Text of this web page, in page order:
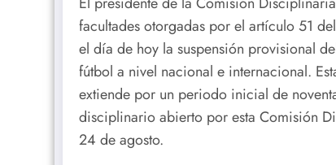
facultades otorgadas por el artículo 51
el día de hoy la suspensión provisional
fútbol a nivel nacional e internacional.
extiende por un periodo inicial de
disciplinario abierto por esta Comisión
24 de agosto.